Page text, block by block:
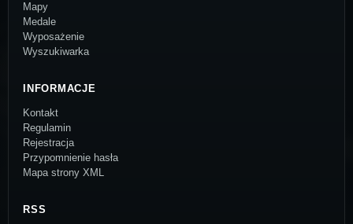
Mapy
Medale
Wyposażenie
Wyszukiwarka
INFORMACJE
Kontakt
Regulamin
Rejestracja
Przypomnienie hasła
Mapa strony XML
RSS